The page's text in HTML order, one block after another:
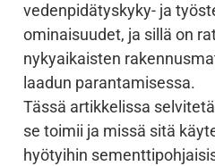
vedenpidätyskyky- ja
ominaisuudet, ja sillä on
nykyaikaisten
laadun parantamisessa.
Tässä artikkelissa
se toimii ja missä sitä
hyötyihin